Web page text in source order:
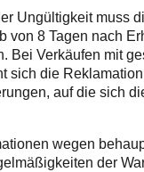
Ungültigkeit muss
von 8 Tagen nach
Bei Verkäufen mit
sich die
auf die sich
wegen
der